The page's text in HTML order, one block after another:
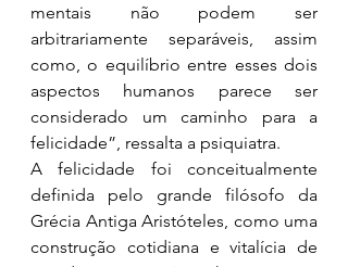
mentais não podem ser
arbitrariamente separáveis, assim
como, o equilíbrio entre esses dois
aspectos humanos parece ser
considerado um caminho para a
felicidade”, ressalta a psiquiatra.
A felicidade foi conceitualmente
definida pelo grande filósofo da
Grécia Antiga Aristóteles, como uma
construção cotidiana e vitalícia de